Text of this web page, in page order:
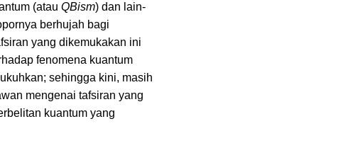
(atau QBism) dan lain-
berhujah bagi
yang dikemukakan ini
fenomena kuantum
sehingga kini, masih
mengenai tafsiran yang
kuantum yang